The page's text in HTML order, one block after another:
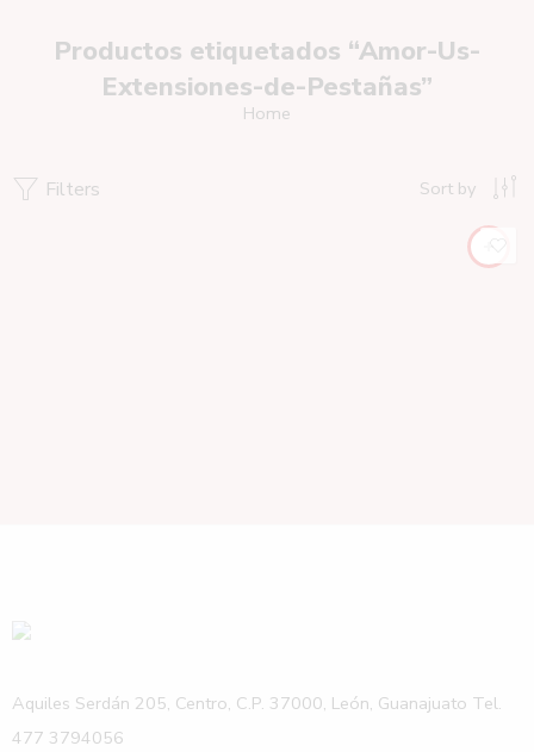
Productos etiquetados “Amor-Us-
Extensiones-de-Pestañas”
Home
Filters Sort by
Aquiles Serdán 205, Centro, C.P. 37000, León, Guanajuato Tel.
477 3794056